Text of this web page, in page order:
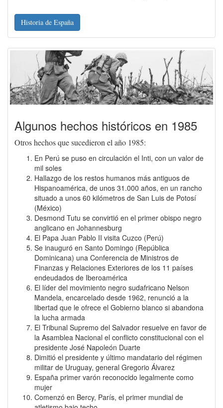
Historia de España
Algunos hechos históricos en 1985
Otros hechos que sucedieron el año 1985:
En Perú se puso en circulación el Inti, con un valor de
mil soles
Hallazgo de los restos humanos más antiguos de
Hispanoamérica, de unos 31.000 años, en un rancho
situado a unos 60 kilómetros de San Luis de Potosí
(México)
Desmond Tutu se convirtió en el primer obispo negro
anglicano en Johannesburg
El Papa Juan Pablo II visita Cuzco (Perú)
Se inauguró en Santo Domingo (República
Dominicana) una Conferencia de Ministros de
Finanzas y Relaciones Exteriores de los 11 países
endeudados de Iberoamérica
El líder del movimiento negro sudafricano Nelson
Mandela, encarcelado desde 1962, renunció a la
libertad que le ofrece el Gobierno blanco si abandona
la lucha armada
El Tribunal Supremo del Salvador resuelve en favor de
la Asamblea Nacional el conflicto constitucional con el
presidente José Napoleón Duarte
Dimitió el presidente y último mandatario del régimen
militar de Uruguay, general Gregorio Álvarez
España primer varón reconocido legalmente como
mujer
Comenzó en Bercy, París, el primer mundial de